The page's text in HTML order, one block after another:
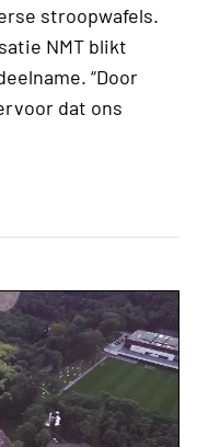
stroopwafels.
NMT blikt
“Door
dat ons